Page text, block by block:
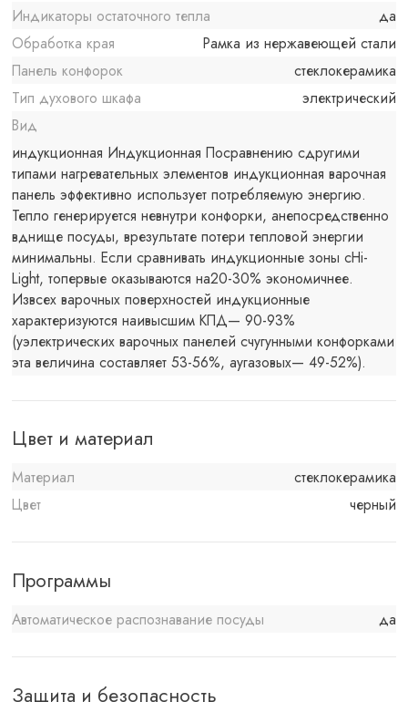
Индикаторы остаточного тепла
да
Обработка края
Рамка из нержавеющей стали
Панель конфорок
стеклокерамика
Тип духового шкафа
электрический
Вид
индукционная Индукционная Посравнению сдругими
типами нагревательных элементов индукционная варочная
панель эффективно использует потребляемую энергию.
Тепло генерируется невнутри конфорки, анепосредственно
вднище посуды, врезультате потери тепловой энергии
минимальны. Если сравнивать индукционные зоны сHi-
Light, топервые оказываются на20-30% экономичнее.
Извсех варочных поверхностей индукционные
характеризуются наивысшим КПД— 90-93%
(уэлектрических варочных панелей счугунными конфорками
эта величина составляет 53-56%, аугазовых— 49-52%).
Цвет и материал
Материал
стеклокерамика
Цвет
черный
Программы
Автоматическое распознавание посуды да
Защита и безопасность